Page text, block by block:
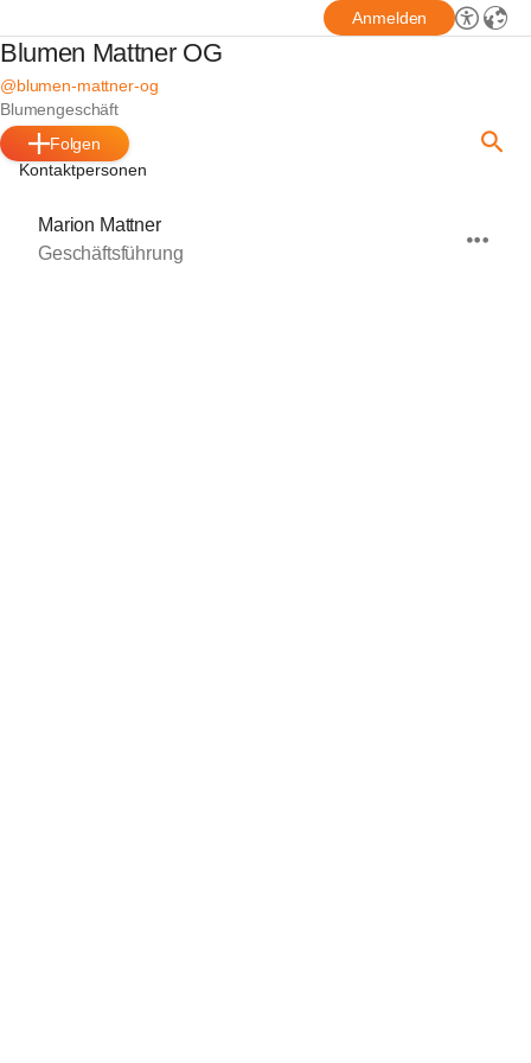
Anmelden
Blumen Mattner OG
@blumen-mattner-og
Blumengeschäft
Folgen
Kontaktpersonen
Marion Mattner
Geschäftsführung